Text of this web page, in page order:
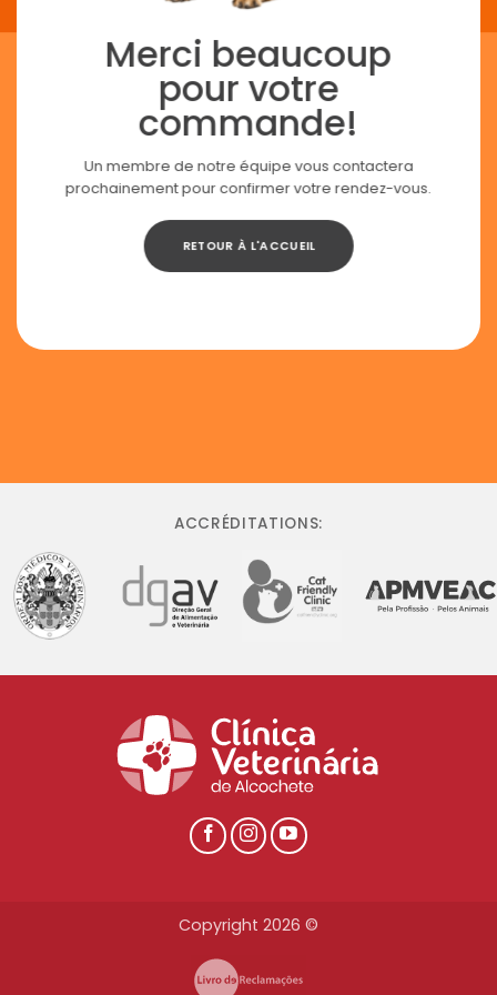
Merci beaucoup
pour votre
commande!
Un membre de notre équipe vous contactera
prochainement pour confirmer votre rendez-vous.
RETOUR À L'ACCUEIL
ACCRÉDITATIONS:
Copyright 2026 ©